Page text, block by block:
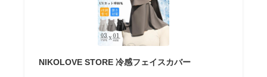
NIKOLOVE STORE 冷感フェイスカバー